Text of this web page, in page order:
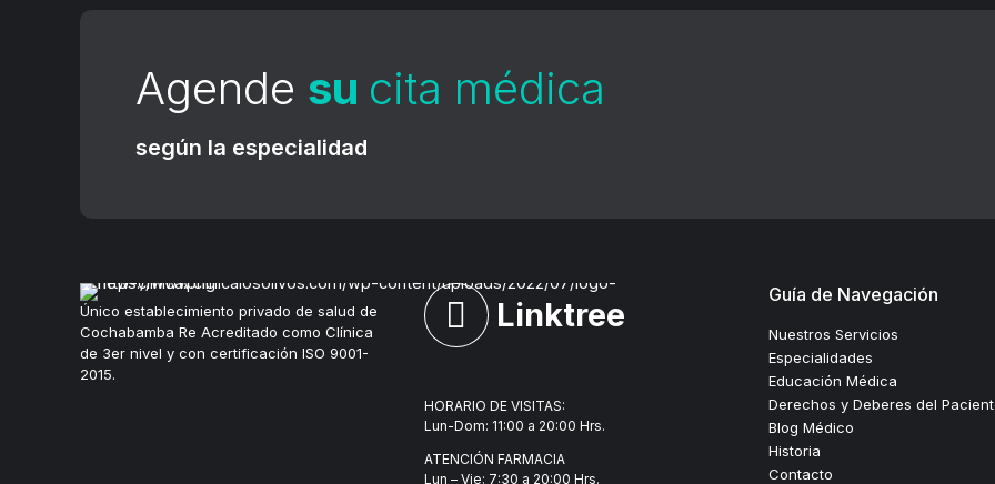
Agende su cita médica
según la especialidad
Único establecimiento privado de salud de
Cochabamba Re Acreditado como Clínica
de 3er nivel y con certificación ISO 9001-
2015.
Linktree
HORARIO DE VISITAS:
Lun-Dom: 11:00 a 20:00 Hrs.
ATENCIÓN FARMACIA
Lun – Vie: 7:30 a 20:00 Hrs.
Guía de Navegación
Nuestros Servicios
Especialidades
Educación Médica
Derechos y Deberes del
Blog Médico
Historia
Contacto